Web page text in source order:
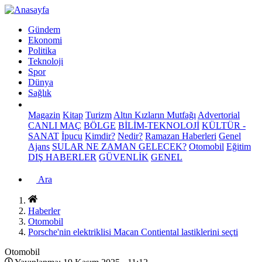
Gündem
Ekonomi
Politika
Teknoloji
Spor
Dünya
Sağlık
Magazin Kitap Turizm Altın Kızların Mutfağı Advertorial
CANLI MAÇ BÖLGE BİLİM-TEKNOLOJİ KÜLTÜR -
SANAT İpucu Kimdir? Nedir? Ramazan Haberleri Genel
Ajans SULAR NE ZAMAN GELECEK? Otomobil Eğitim
DIŞ HABERLER GÜVENLİK GENEL
Ara
Haberler
Otomobil
Porsche'nin elektriklisi Macan Contiental lastiklerini seçti
Otomobil